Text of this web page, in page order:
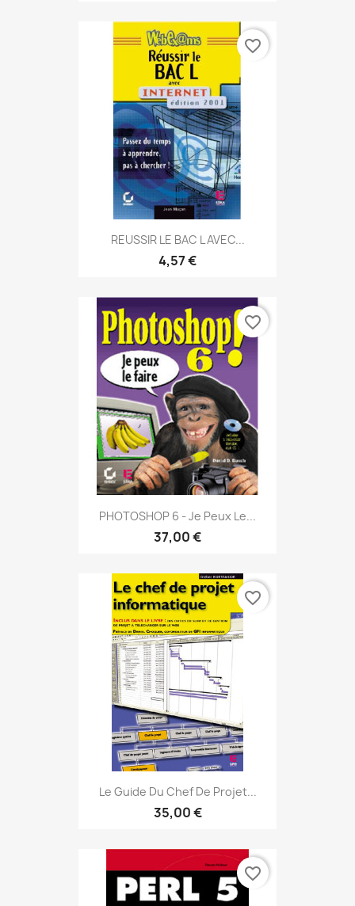
REUSSIR LE BAC L AVEC...
4,57 €
favorite_border
PHOTOSHOP 6 - Je Peux Le...
37,00 €
favorite_border
Le Guide Du Chef De Projet...
35,00 €
favorite_border
favorite_border